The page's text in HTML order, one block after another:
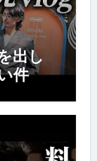
出し
件